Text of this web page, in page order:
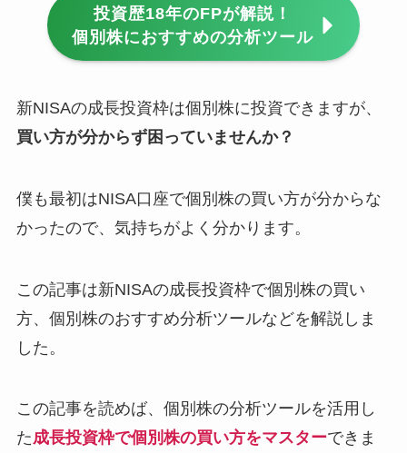
投資歴18年のFPが解説！
個別株におすすめの分析ツール
新NISAの成長投資枠は個別株に投資できますが、
買い方が分からず困っていませんか？
僕も最初はNISA口座で個別株の買い方が分からな
かったので、気持ちがよく分かります。
この記事は新NISAの成長投資枠で個別株の買い
方、個別株のおすすめ分析ツールなどを解説しま
した。
この記事を読めば、個別株の分析ツールを活用し
た成長投資枠で個別株の買い方をマスターできま